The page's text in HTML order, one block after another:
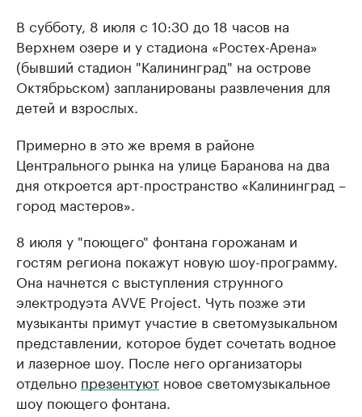
В субботу, 8 июля с 10:30 до 18 часов на
Верхнем озере и у стадиона «Ростех-Арена»
(бывший стадион "Калининград" на острове
Октябрьском) запланированы развлечения для
детей и взрослых.
Примерно в это же время в районе
Центрального рынка на улице Баранова на два
дня откроется арт-пространство «Калининград –
город мастеров».
8 июля у "поющего" фонтана горожанам и
гостям региона покажут новую шоу-программу.
Она начнется с выступления струнного
электродуэта AVVE Project. Чуть позже эти
музыканты примут участие в светомузыкальном
представлении, которое будет сочетать водное
и лазерное шоу. После него организаторы
отдельно презентуют новое светомузыкальное
шоу поющего фонтана.